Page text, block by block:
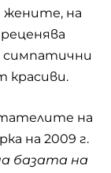
жените, на
симпатични
красиви.
на
на 2009 г.
базата на